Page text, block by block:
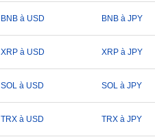
BNB à USD BNB à JPY
XRP à USD XRP à JPY
SOL à USD SOL à JPY
TRX à USD TRX à JPY